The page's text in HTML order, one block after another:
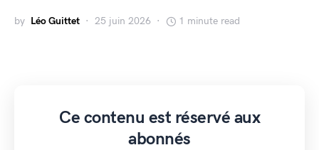
by Léo Guittet 25 juin 2026 1 minute read
Ce contenu est réservé aux
abonnés